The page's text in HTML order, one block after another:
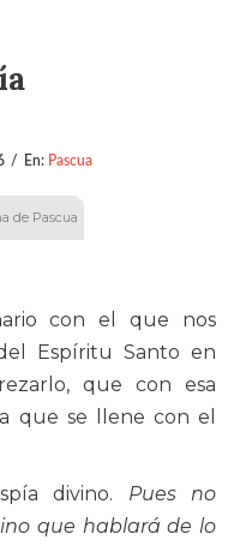
/ En: Pascua
de Pascua
con el que nos
Espíritu Santo en
que con esa
que se llene con el
divino. Pues no
que hablará de lo